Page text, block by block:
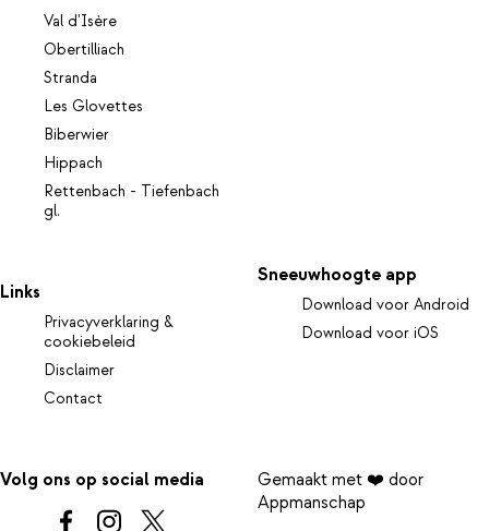
Val d'Isère
Obertilliach
Stranda
Les Glovettes
Biberwier
Hippach
Rettenbach - Tiefenbach
gl.
Links
Privacyverklaring &
cookiebeleid
Disclaimer
Contact
Sneeuwhoogte app
Download voor Android
Download voor iOS
Volg ons op social media
Gemaakt met ❤️ door
Appmanschap